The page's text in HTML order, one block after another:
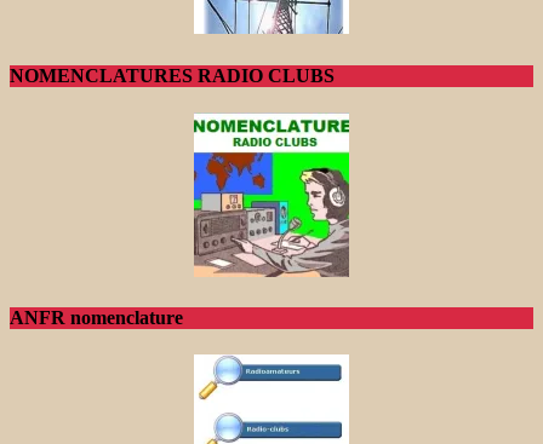
NOMENCLATURES RADIO CLUBS
ANFR nomenclature